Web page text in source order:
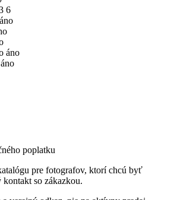
6
áno
áno
áno
poplatku
pre fotografov, ktorí chcú byť
so zákazkou.